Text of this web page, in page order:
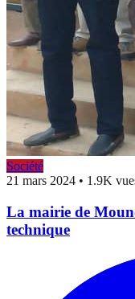
Société
21 mars 2024 • 1.9K
La mairie de
technique